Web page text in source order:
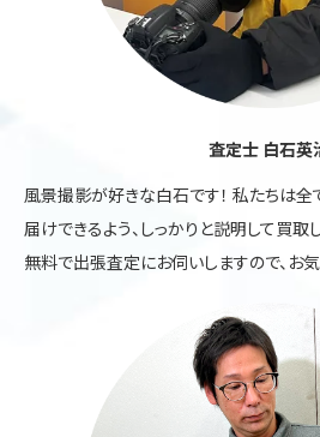
査定士 白石英
風景撮影が好きな白石です！ 私たちは
届けできるよう、しっかりと説明して買取
無料で出張査定にお伺いしますので、お気